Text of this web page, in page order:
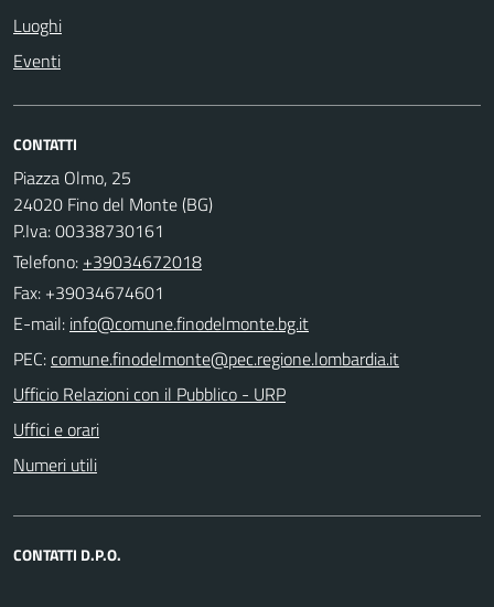
Luoghi
Eventi
CONTATTI
Piazza Olmo, 25
24020 Fino del Monte (BG)
P.Iva: 00338730161
Telefono: +39034672018
Fax: +39034674601
E-mail:
PEC:
Ufficio Relazioni con il Pubblico - URP
Uffici e orari
Numeri utili
CONTATTI D.P.O.